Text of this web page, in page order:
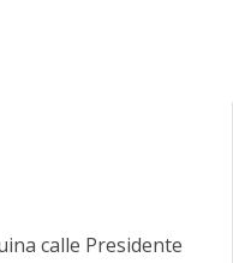
calle Presidente